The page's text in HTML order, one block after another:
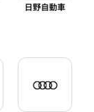
日野自動車